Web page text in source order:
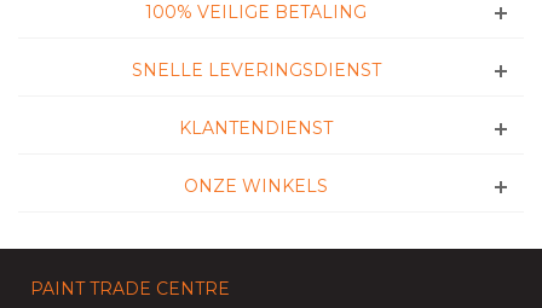
100% VEILIGE BETALING
SNELLE LEVERINGSDIENST
KLANTENDIENST
ONZE WINKELS
PAINT TRADE CENTRE